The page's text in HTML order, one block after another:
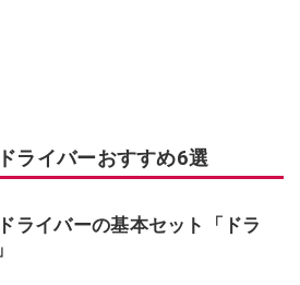
ライバーおすすめ6選
ライバーの基本セット「ドラ